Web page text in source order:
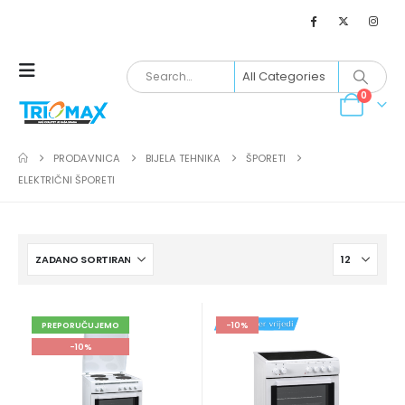
0
PRODAVNICA BIJELA TEHNIKA
ŠPORETI
ELEKTRIČNI ŠPORETI
PREPORUČUJEMO
-10%
-10%